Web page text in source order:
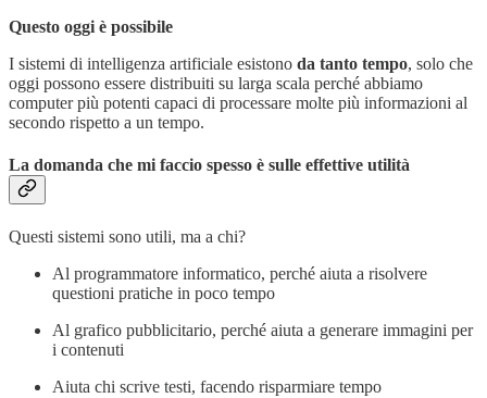
Questo oggi è possibile
I sistemi di intelligenza artificiale esistono da tanto tempo, solo che
oggi possono essere distribuiti su larga scala perché abbiamo
computer più potenti capaci di processare molte più informazioni al
secondo rispetto a un tempo.
La domanda che mi faccio spesso è sulle effettive utilità
Questi sistemi sono utili, ma a chi?
Al programmatore informatico, perché aiuta a risolvere
questioni pratiche in poco tempo
Al grafico pubblicitario, perché aiuta a generare immagini per
i contenuti
Aiuta chi scrive testi, facendo risparmiare tempo